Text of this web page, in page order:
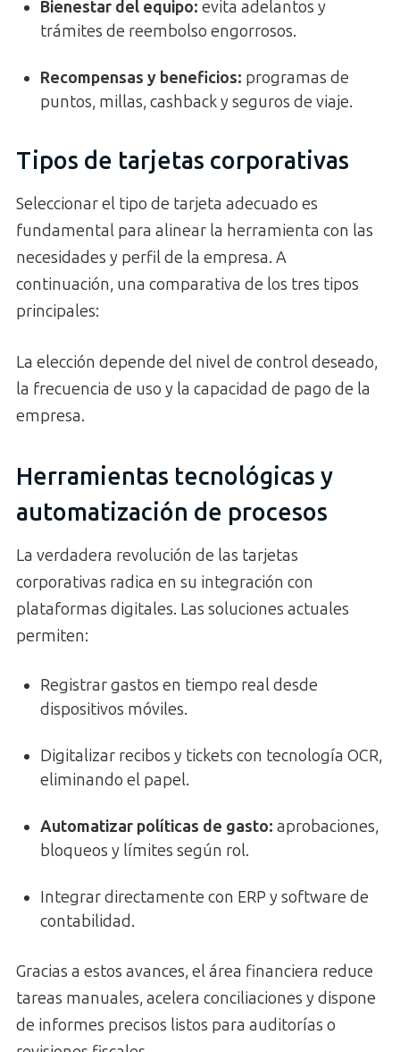
Bienestar del equipo: evita adelantos y
trámites de reembolso engorrosos.
Recompensas y beneficios: programas de
puntos, millas, cashback y seguros de viaje.
Tipos de tarjetas corporativas
Seleccionar el tipo de tarjeta adecuado es
fundamental para alinear la herramienta con las
necesidades y perfil de la empresa. A
continuación, una comparativa de los tres tipos
principales:
La elección depende del nivel de control deseado,
la frecuencia de uso y la capacidad de pago de la
empresa.
Herramientas tecnológicas y
automatización de procesos
La verdadera revolución de las tarjetas
corporativas radica en su integración con
plataformas digitales. Las soluciones actuales
permiten:
Registrar gastos en tiempo real desde
dispositivos móviles.
Digitalizar recibos y tickets con tecnología OCR,
eliminando el papel.
Automatizar políticas de gasto: aprobaciones,
bloqueos y límites según rol.
Integrar directamente con ERP y software de
contabilidad.
Gracias a estos avances, el área financiera reduce
tareas manuales, acelera conciliaciones y dispone
de informes precisos listos para auditorías o